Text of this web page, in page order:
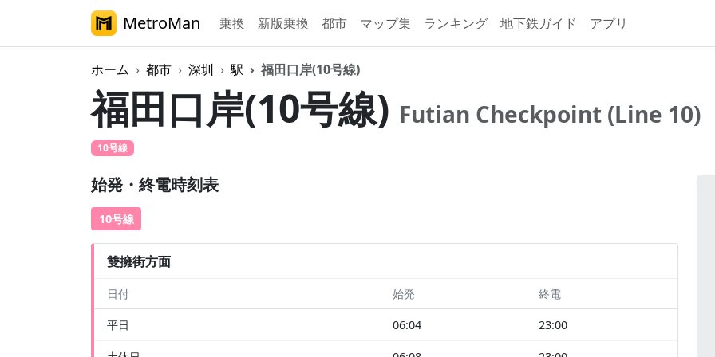
MetroMan 乗換 新版乗換 都市 マップ集 ランキング 地下鉄ガイド アプリ
ホーム 都市 深圳 駅 福田口岸(10号線)
福田口岸(10号線) Futian Checkpoint (Line 10)
10号線
始発・終電時刻表
10号線
雙擁街方面
日付 始発 終電
平日 06:04 23:00